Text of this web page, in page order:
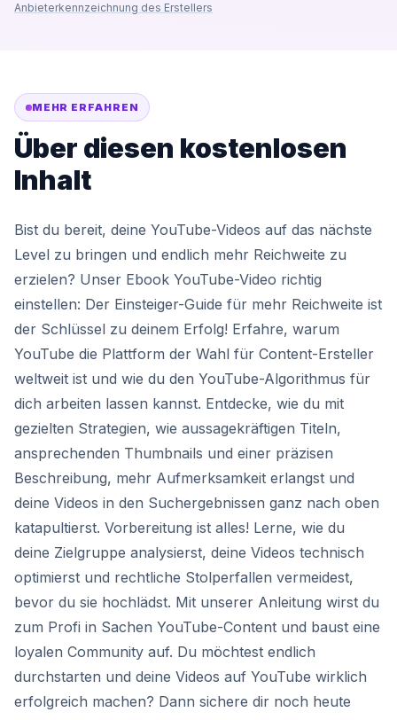
Anbieterkennzeichnung des Erstellers
MEHR ERFAHREN
Über diesen kostenlosen
Inhalt
Bist du bereit, deine YouTube-Videos auf das nächste
Level zu bringen und endlich mehr Reichweite zu
erzielen? Unser Ebook YouTube-Video richtig
einstellen: Der Einsteiger-Guide für mehr Reichweite ist
der Schlüssel zu deinem Erfolg! Erfahre, warum
YouTube die Plattform der Wahl für Content-Ersteller
weltweit ist und wie du den YouTube-Algorithmus für
dich arbeiten lassen kannst. Entdecke, wie du mit
gezielten Strategien, wie aussagekräftigen Titeln,
ansprechenden Thumbnails und einer präzisen
Beschreibung, mehr Aufmerksamkeit erlangst und
deine Videos in den Suchergebnissen ganz nach oben
katapultierst. Vorbereitung ist alles! Lerne, wie du
deine Zielgruppe analysierst, deine Videos technisch
optimierst und rechtliche Stolperfallen vermeidest,
bevor du sie hochlädst. Mit unserer Anleitung wirst du
zum Profi in Sachen YouTube-Content und baust eine
loyalen Community auf. Du möchtest endlich
durchstarten und deine Videos auf YouTube wirklich
erfolgreich machen? Dann sichere dir noch heute